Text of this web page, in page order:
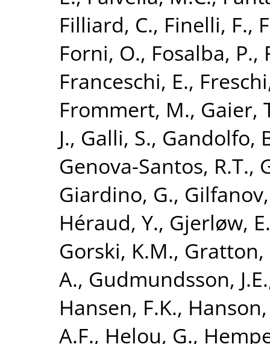
Filliard, C., Finelli, F.,
Forni, O., Fosalba, P.,
Franceschi, E.,
Frommert, M., Gaier,
J., Galli, S., Gandolfo,
Genova-Santos, R.T.,
Giardino, G.,
Héraud, Y., Gjerløw, E.
Gorski, K.M., Gratton,
A., Gudmundsson, J.E.
Hansen, F.K.,
A.F., Helou, G.,